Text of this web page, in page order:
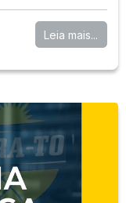
Leia mais...